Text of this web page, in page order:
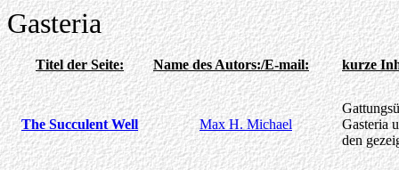
Gasteria
Titel der Seite: Name des Autors:/E-mail: kurze
The Succulent Well Max H. Michael
Gasteria
den